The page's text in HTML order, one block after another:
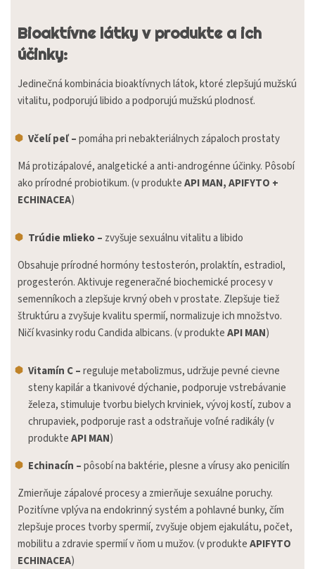
Bioaktívne látky v produkte a ich
účinky:
Jedinečná kombinácia bioaktívnych látok, ktoré zlepšujú mužskú
vitalitu, podporujú libido a podporujú mužskú plodnosť.
Včelí peľ –pomáha pri nebakteriálnych zápaloch prostaty
Má protizápalové, analgetické a anti-androgénne účinky. Pôsobí
ako prírodné probiotikum. (v produkteAPI MAN, APIFYTO +
ECHINACEA)
Trúdie mlieko – zvyšuje sexuálnu vitalitu a libido
Obsahuje prírodné hormóny testosterón, prolaktín, estradiol,
progesterón. Aktivuje regeneračné biochemické procesy v
semenníkoch a zlepšuje krvný obeh v prostate. Zlepšuje tiež
štruktúru a zvyšuje kvalitu spermií, normalizuje ich množstvo.
Ničí kvasinky rodu Candida albicans. (v produkteAPI MAN)
Vitamín C –reguluje metabolizmus, udržuje pevné cievne
steny kapilár a tkanivové dýchanie, podporuje vstrebávanie
železa, stimuluje tvorbu bielych krviniek, vývoj kostí, zubov a
chrupaviek, podporuje rast a odstraňuje voľné radikály (v
produkteAPI MAN)
Echinacín –pôsobí na baktérie, plesne a vírusy ako penicilín
Zmierňuje zápalové procesy a zmierňuje sexuálne poruchy.
Pozitívne vplýva na endokrinný systém a pohlavné bunky, čím
zlepšuje proces tvorby spermií, zvyšuje objem ejakulátu, počet,
mobilitu a zdravie spermií v ňom u mužov. (v produkteAPIFYTO
ECHINACEA)